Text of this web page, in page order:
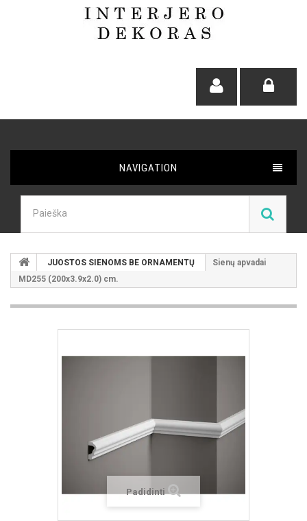
NAVIGATION
JUOSTOS SIENOMS BE ORNAMENTŲ
Sienų apvadai
MD255 (200x3.9x2.0) cm.
Padidinti